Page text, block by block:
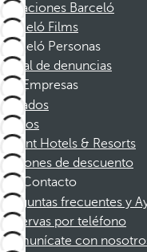
Vacaciones Barceló
Barceló Films
Barceló Personas
Canal de denuncias
Empresas
Afiliados
Socios
Dorint Hotels & Resorts
Cupones de descuento
Contacto
Preguntas frecuentes y
Reservas por teléfono
Comunícate con